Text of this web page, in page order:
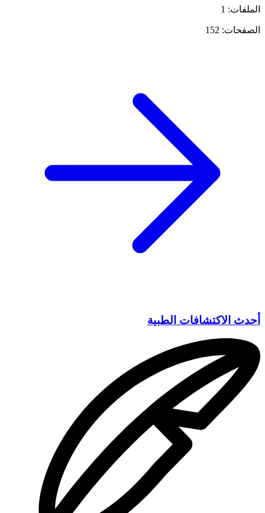
الملفات: 1
الصفحات: 152
أحدث الاكتشافات الطبية